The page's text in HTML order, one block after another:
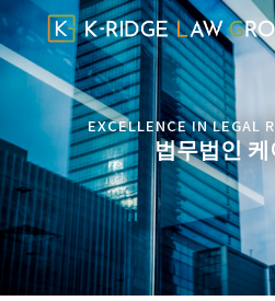
EXCELLENCE IN LEGAL
법무법인